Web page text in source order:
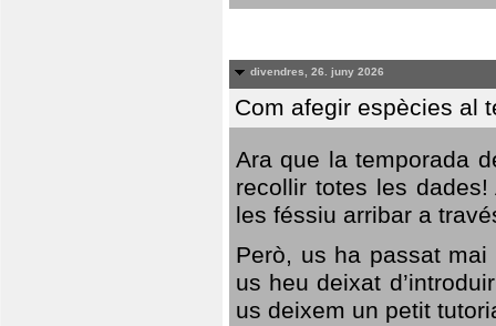
divendres, 26. juny 2026
Com afegir espècies al
Ara que la temporada
recollir totes les
les féssiu arribar a
Però, us ha passat
us heu deixat
us deixem un petit